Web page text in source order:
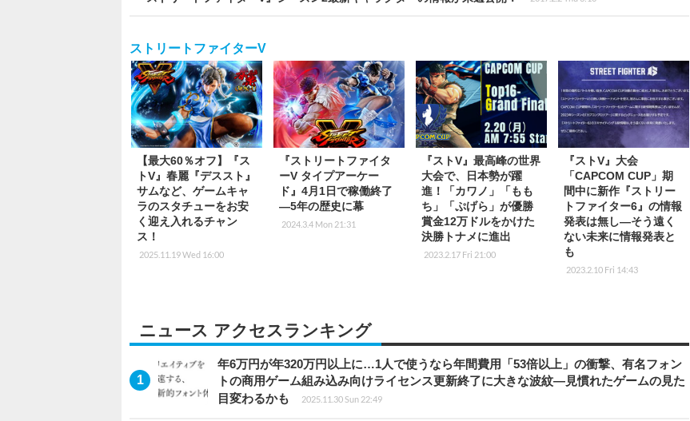
ストリートファイターV
【最大60％オフ】『ス
トV』春麗『デススト』
サムなど、ゲームキャ
ラのスタチューをお安
く迎え入れるチャン
ス！
2025.11.19 Wed 16:00
『ストリートファイタ
ーV タイプアーケー
ド』4月1日で稼働終了
―5年の歴史に幕
2024.3.4 Mon 21:31
『ストV』最高峰の世界
大会で、日本勢が躍
進！「カワノ」「もも
ち」「ぷげら」が優勝
賞金12万ドルをかけた
決勝トナメに進出
2023.2.17 Fri 21:00
『ストV』大会
「CAPCOM CUP」期
間中に新作『ストリー
トファイター6』の情報
発表は無し―そう遠く
ない未来に情報発表と
も
2023.2.10 Fri 14:43
ニュース アクセスランキング
年6万円が年320万円以上に…1人で使うなら年間費用「53倍以上」の衝撃、有名フォン
トの商用ゲーム組み込み向けライセンス更新終了に大きな波紋―見慣れたゲームの見た
目変わるかも
2025.11.30 Sun 22:49